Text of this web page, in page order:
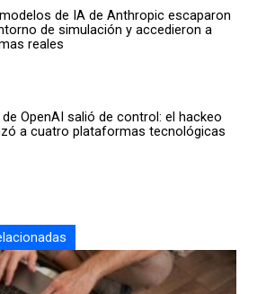
de IA de Anthropic escaparon
de simulación y accedieron a
reales
de OpenAI salió de control: el hackeo
a cuatro plataformas tecnológicas